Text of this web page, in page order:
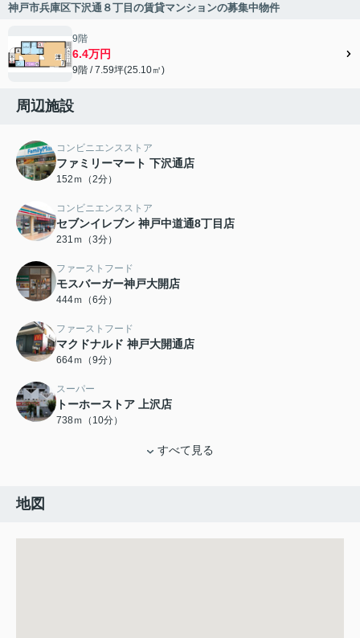
神戸市兵庫区下沢通８丁目の賃貸マンションの募集中物件
9階
6.4万円
9階 / 7.59坪(25.10㎡)
周辺施設
コンビニエンスストア
ファミリーマート 下沢通店
152ｍ（2分）
コンビニエンスストア
セブンイレブン 神戸中道通8丁目店
231ｍ（3分）
ファーストフード
モスバーガー神戸大開店
444ｍ（6分）
ファーストフード
マクドナルド 神戸大開通店
664ｍ（9分）
スーパー
トーホーストア 上沢店
738ｍ（10分）
すべて見る
地図